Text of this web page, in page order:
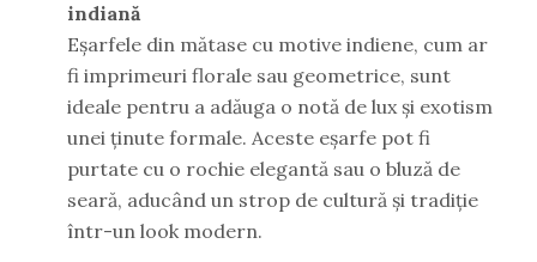
indiană
Eșarfele din mătase cu motive indiene, cum ar
fi imprimeuri florale sau geometrice, sunt
ideale pentru a adăuga o notă de lux și exotism
unei ținute formale. Aceste eșarfe pot fi
purtate cu o rochie elegantă sau o bluză de
seară, aducând un strop de cultură și tradiție
într-un look modern.